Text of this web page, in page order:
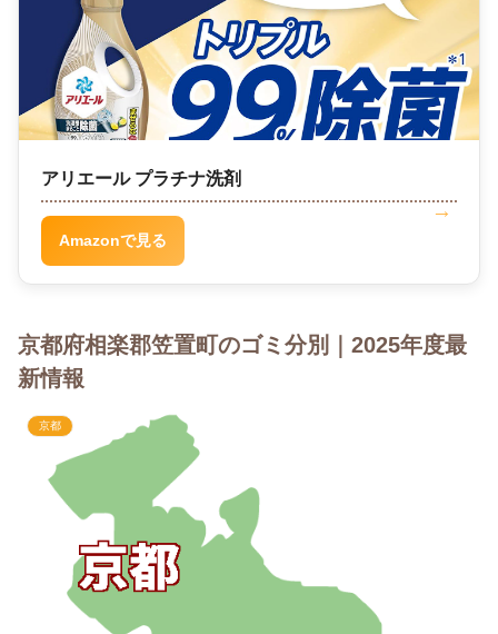
アリエール プラチナ洗剤
Amazonで見る
京都府相楽郡笠置町のゴミ分別｜2025年度最
新情報
京都